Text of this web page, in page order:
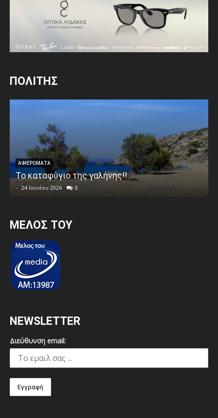
ΠΟΛΙΤΗΣ
ΑΦΙΕΡΩΜΑΤΑ
Το καταφύγιο της γαλήνης!!
- 24 Ιουνίου 2026 0
MEΛΟΣ ΤΟΥ
NEWSLETTER
Διεύθυνση email: